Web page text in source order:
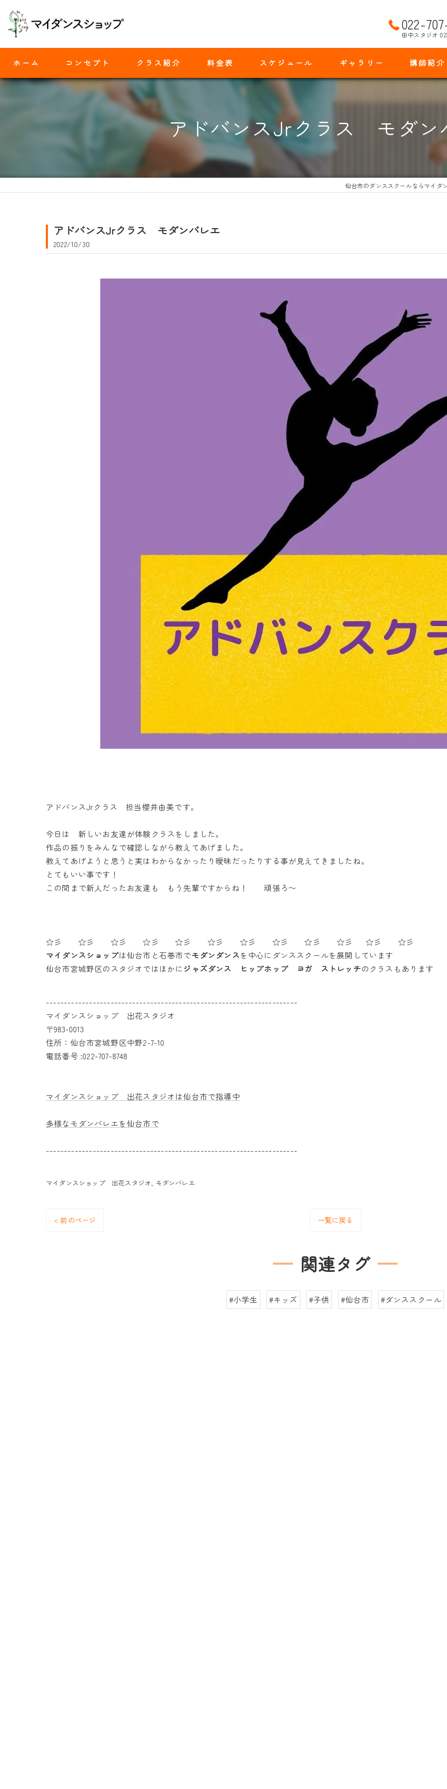
022-
田中スタジオ
ホーム コンセプト クラス紹介
モダンバレエ
ヒップホップ
ジャズダンス
ストレッチ
料金表 スケジュール ギャラリー 講師紹介
アドバンスJrクラス モダン
仙台市のダンススクールならマイダ
アドバンスJrクラス モダンバレエ
2022/10/30
アドバンスJrクラス 担当櫻井由美です。
今日は 新しいお友達が体験クラスをしました。
作品の振りをみんなで確認しながら教えてあげました。
教えてあげようと思うと実はわからなかったり曖昧だったりする事が見えてきましたね。
とてもいい事です！
この間まで新人だったお友達も もう先輩ですからね！ 頑張ろ〜
☆彡 ☆彡 ☆彡 ☆彡 ☆彡 ☆彡 ☆彡 ☆彡 ☆彡 ☆彡 ☆彡 ☆彡
マイダンスショップは仙台市と石巻市でモダンダンスを中心にダンススクールを展開しています
仙台市宮城野区のスタジオではほかにジャズダンス ヒップホップ ヨガ ストレッチのクラスもあります
----------------------------------------------------------------------
マイダンスショップ 出花スタジオ
〒983-0013
住所：仙台市宮城野区中野2-7-10
電話番号 :022-707-8748
マイダンスショップ 出花スタジオは仙台市で指導中
多様なモダンバレエを仙台市で
----------------------------------------------------------------------
マイダンスショップ 出花スタジオ モダンバレエ
< 前のページ 一覧に戻る
関連タグ
#小学生 #キッズ #子供 #仙台市 #ダンススクール